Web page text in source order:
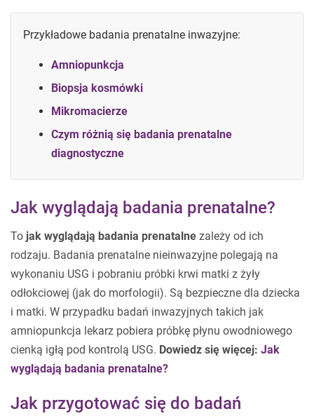
Przykładowe badania prenatalne inwazyjne:
Amniopunkcja
Biopsja kosmówki
Mikromacierze
Czym różnią się badania prenatalne
diagnostyczne
Jak wyglądają badania prenatalne?
To jak wyglądają badania prenatalne zależy od ich
rodzaju. Badania prenatalne nieinwazyjne polegają na
wykonaniu USG i pobraniu próbki krwi matki z żyły
odłokciowej (jak do morfologii). Są bezpieczne dla dziecka
i matki. W przypadku badań inwazyjnych takich jak
amniopunkcja lekarz pobiera próbkę płynu owodniowego
cienką igłą pod kontrolą USG. Dowiedz się więcej: Jak
wyglądają badania prenatalne?
Jak przygotować się do badań